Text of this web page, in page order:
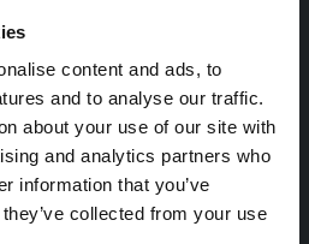
content and ads, to
and to analyse our traffic.
about your use of our site with
and analytics partners who
information that you’ve
collected from your use